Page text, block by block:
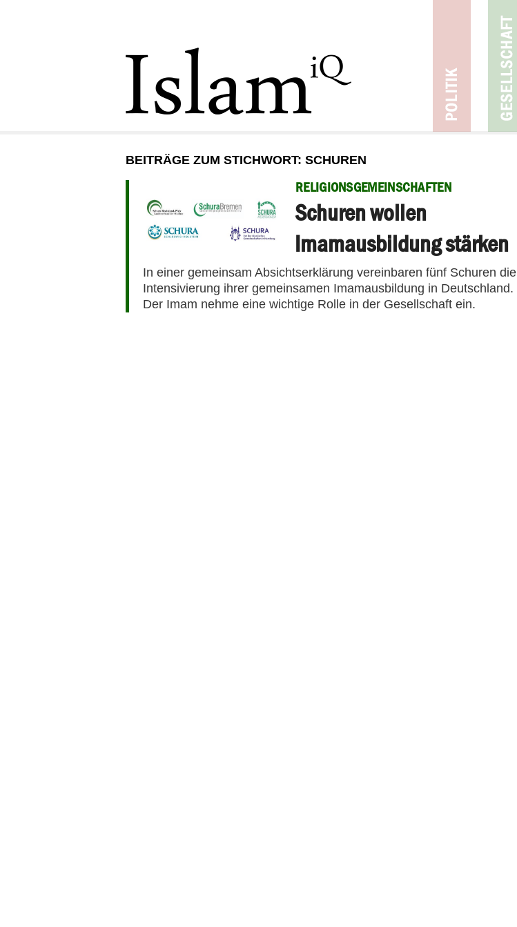
BEITRÄGE ZUM STICHWORT: SCHUREN
RELIGIONSGEMEINSCHAFTEN
Schuren wollen
Imamausbildung stärken
In einer gemeinsam Absichtserklärung vereinbaren fünf Schuren die
Intensivierung ihrer gemeinsamen Imamausbildung in Deutschland.
Der Imam nehme eine wichtige Rolle in der Gesellschaft ein.